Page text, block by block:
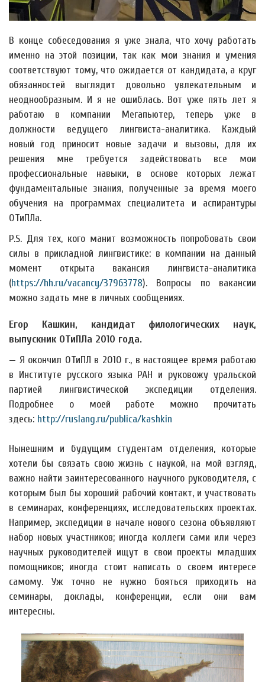
В конце собеседования я уже знала, что хочу работать
именно на этой позиции, так как мои знания и умения
соответствуют тому, что ожидается от кандидата, а круг
обязанностей выглядит довольно увлекательным и
неоднообразным. И я не ошиблась. Вот уже пять лет я
работаю в компании Мегапьютер, теперь уже в
должности ведущего лингвиста-аналитика. Каждый
новый год приносит новые задачи и вызовы, для их
решения мне требуется задействовать все мои
профессиональные навыки, в основе которых лежат
фундаментальные знания, полученные за время моего
обучения на программах специалитета и аспирантуры
ОТиПЛа.
P.S. Для тех, кого манит возможность попробовать свои
силы в прикладной лингвистике: в компании на данный
момент открыта вакансия лингвиста-аналитика
(https://hh.ru/vacancy/37963778). Вопросы по вакансии
можно задать мне в личных сообщениях.
Егор Кашкин, кандидат филологических наук,
выпускник ОТиПЛа 2010 года.
— Я окончил ОТиПЛ в 2010 г., в настоящее время работаю
в Институте русского языка РАН и руковожу уральской
партией лингвистической экспедиции отделения.
Подробнее о моей работе можно прочитать
здесь: http://ruslang.ru/publica/kashkin
Нынешним и будущим студентам отделения, которые
хотели бы связать свою жизнь с наукой, на мой взгляд,
важно найти заинтересованного научного руководителя, с
которым был бы хороший рабочий контакт, и участвовать
в семинарах, конференциях, исследовательских проектах.
Например, экспедиции в начале нового сезона объявляют
набор новых участников; иногда коллеги сами или через
научных руководителей ищут в свои проекты младших
помощников; иногда стоит написать о своем интересе
самому. Уж точно не нужно бояться приходить на
семинары, доклады, конференции, если они вам
интересны.